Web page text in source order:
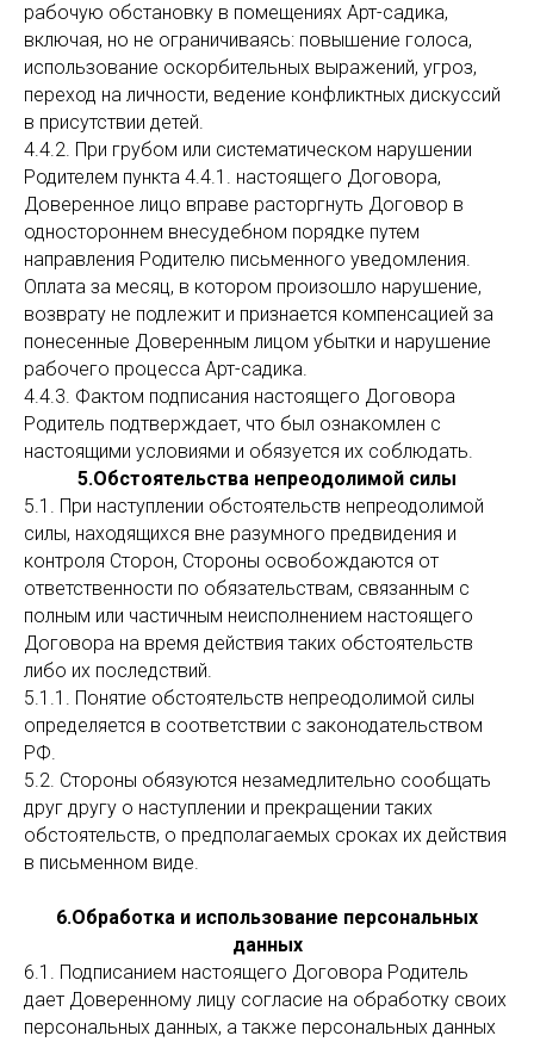
рабочую обстановку в помещениях Арт-садика,
включая, но не ограничиваясь: повышение голоса,
использование оскорбительных выражений, угроз,
переход на личности, ведение конфликтных дискуссий
в присутствии детей.
4.4.2. При грубом или систематическом нарушении
Родителем пункта 4.4.1. настоящего Договора,
Доверенное лицо вправе расторгнуть Договор в
одностороннем внесудебном порядке путем
направления Родителю письменного уведомления.
Оплата за месяц, в котором произошло нарушение,
возврату не подлежит и признается компенсацией за
понесенные Доверенным лицом убытки и нарушение
рабочего процесса Арт-садика.
4.4.3. Фактом подписания настоящего Договора
Родитель подтверждает, что был ознакомлен с
настоящими условиями и обязуется их соблюдать.
5.Обстоятельства непреодолимой силы
5.1. При наступлении обстоятельств непреодолимой
силы, находящихся вне разумного предвидения и
контроля Сторон, Стороны освобождаются от
ответственности по обязательствам, связанным с
полным или частичным неисполнением настоящего
Договора на время действия таких обстоятельств
либо их последствий.
5.1.1. Понятие обстоятельств непреодолимой силы
определяется в соответствии с законодательством
РФ.
5.2. Стороны обязуются незамедлительно сообщать
друг другу о наступлении и прекращении таких
обстоятельств, о предполагаемых сроках их действия
в письменном виде.
6.Обработка и использование персональных
данных
6.1. Подписанием настоящего Договора Родитель
дает Доверенному лицу согласие на обработку своих
персональных данных, а также персональных данных